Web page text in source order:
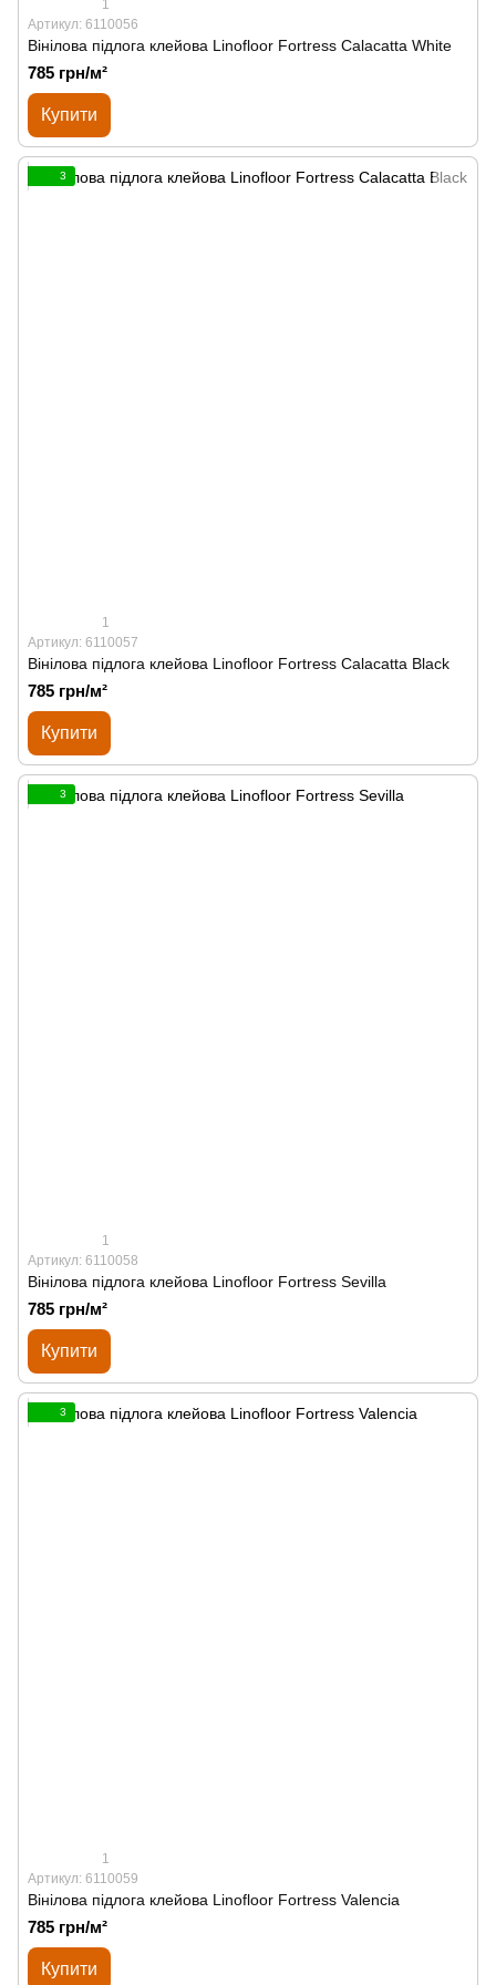
1
Артикул: 6110056
Вінілова підлога клейова Linofloor Fortress Calacatta White
785 грн/м²
Купити
3
1
Артикул: 6110057
Вінілова підлога клейова Linofloor Fortress Calacatta Black
785 грн/м²
Купити
3
1
Артикул: 6110058
Вінілова підлога клейова Linofloor Fortress Sevilla
785 грн/м²
Купити
3
1
Артикул: 6110059
Вінілова підлога клейова Linofloor Fortress Valencia
785 грн/м²
Купити